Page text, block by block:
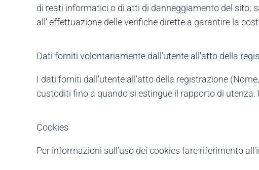
di reati informatici o di atti di danneggiamento del sito;
all' effettuazione delle verifiche dirette a garantire la
Dati forniti volontariamente dall'utente all'atto della
I dati forniti dall'utente all'atto della registrazione
custoditi fino a quando si estingue il rapporto di
Cookies
Per informazioni sull'uso dei cookies fare riferimento